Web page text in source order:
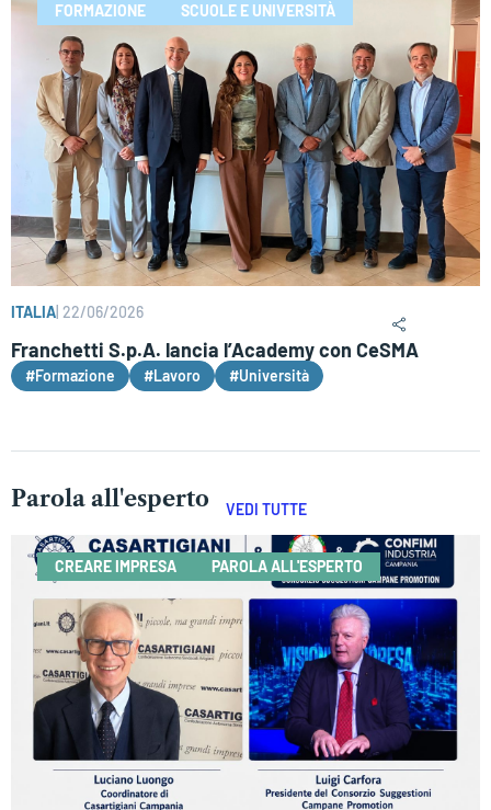
FORMAZIONE SCUOLE E UNIVERSITÀ
ITALIA 22/06/2026
Franchetti S.p.A. lancia l’Academy con CeSMA
#Formazione #Lavoro #Università
Parola all'esperto VEDI TUTTE
CREARE IMPRESA PAROLA ALL'ESPERTO